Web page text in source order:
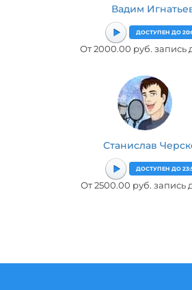
Вадим
ДОСТУПЕН ДО
От 2000.00 руб. запись
Станислав
ДОСТУПЕН ДО
От 2500.00 руб. запись